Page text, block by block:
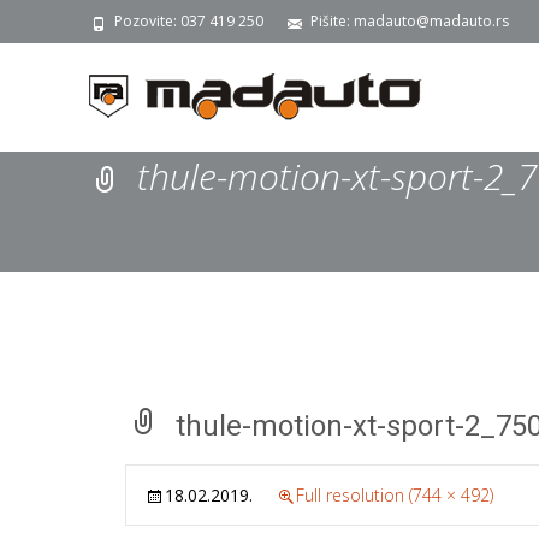
Pozovite: 037 419 250 Pišite: madauto@madauto.rs
thule-motion-xt-sport-
thule-motion-xt-sport-
18.02.2019. Full resolution (744 × 492)